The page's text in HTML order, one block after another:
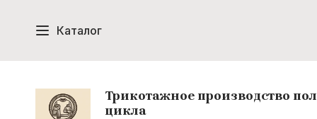
Каталог
Трикотажное производство
цикла